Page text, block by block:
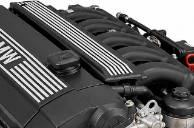
conforto, estabilidade e desempenho
excepcionais. Neste artigo, exploramos a
engenharia por trás desses componentes e o
compromisso necessário para manter uma
em perfeitas condições.